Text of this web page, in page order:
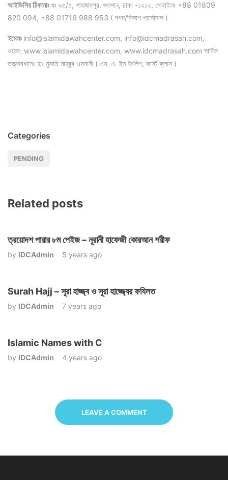
আইডিসির ঠিকানাঃখঃ ৬৫/৫, শাহজাদপুর, গুলশান, ঢাকা -১২১২, মোবাইলঃ +88 01609
820 094, +88 01716 988 953 ( নগদ/বিকাশ পার্সোনাল )
ইমেলঃ info@islamidawahcenter.com, info@idcmadrasah.com,
ওয়েব: www.islamidawahcenter.com, www.idcmadrasah.com সার্বিক
তত্ত্বাবধানেঃ হাঃ মুফতি মাহবুব ওসমানী ( এম. এ. ইন ইংলিশ, ফার্স্ট ক্লাস )
Categories
PENDING
Related posts
ত্রয়োদশ পারার ৮ম পেইজ – নূরানী হাফেজী কোরআন শরীফ
by IDCAdmin 5 years ago
Surah Hajj – সূরা হাজ্জ্ব ও সূরা হাজ্জ্বের ফযিলত
by IDCAdmin 7 years ago
Islamic Names with C
by IDCAdmin 4 years ago
LEAVE A COMMENT